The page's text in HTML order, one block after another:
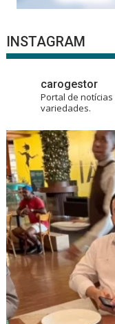
INSTAGRAM
carogestor
Portal de
variedades.